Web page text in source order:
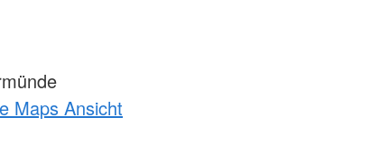
Maps Ansicht